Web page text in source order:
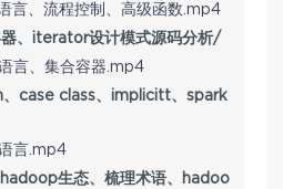
言、流程控制、高级函数.mp4
、iterator设计模式源码分析/
言、集合容器.mp4
case class、implicitt、spark
言.mp4
生态、梳理术语、hadoo